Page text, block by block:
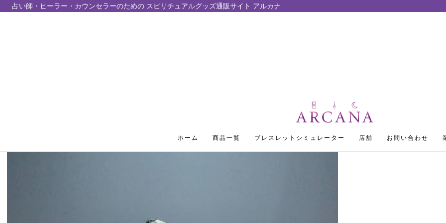
ツにスキップ
占い師・ヒーラー・カウンセラーのための スピリチュアルグッズ通販サイト アルカナ
ホーム 商品一覧 ブレスレットシミュレーター 店舗 お問い合わせ